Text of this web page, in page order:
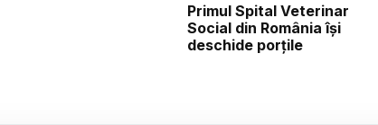
Primul Spital Veterinar
Social din România își
deschide porțile